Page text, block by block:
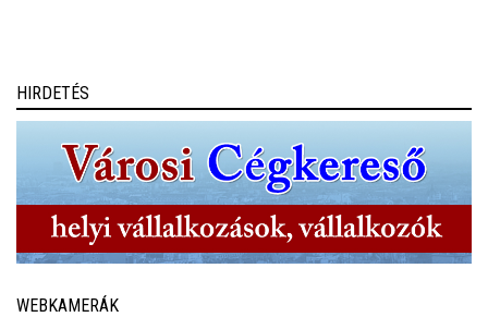
HIRDETÉS
WEBKAMERÁK